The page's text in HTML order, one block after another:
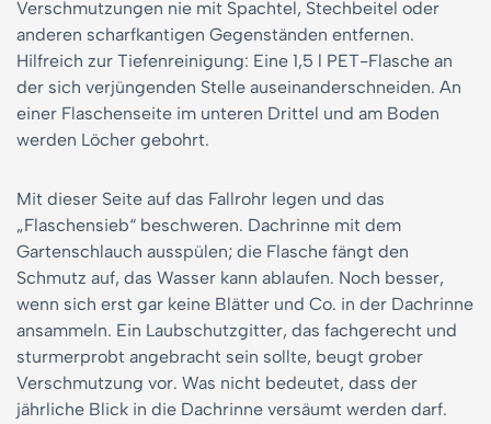
Verschmutzungen nie mit Spachtel, Stechbeitel oder
anderen scharfkantigen Gegenständen entfernen.
Hilfreich zur Tiefenreinigung: Eine 1,5 l PET-Flasche an
der sich verjüngenden Stelle auseinanderschneiden. An
einer Flaschenseite im unteren Drittel und am Boden
werden Löcher gebohrt.
Mit dieser Seite auf das Fallrohr legen und das
„Flaschensieb“ beschweren. Dachrinne mit dem
Gartenschlauch ausspülen; die Flasche fängt den
Schmutz auf, das Wasser kann ablaufen. Noch besser,
wenn sich erst gar keine Blätter und Co. in der Dachrinne
ansammeln. Ein Laubschutzgitter, das fachgerecht und
sturmerprobt angebracht sein sollte, beugt grober
Verschmutzung vor. Was nicht bedeutet, dass der
jährliche Blick in die Dachrinne versäumt werden darf.